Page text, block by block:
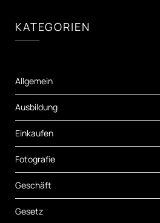
KATEGORIEN
Allgemein
Ausbildung
Einkaufen
Fotografie
Geschäft
Gesetz